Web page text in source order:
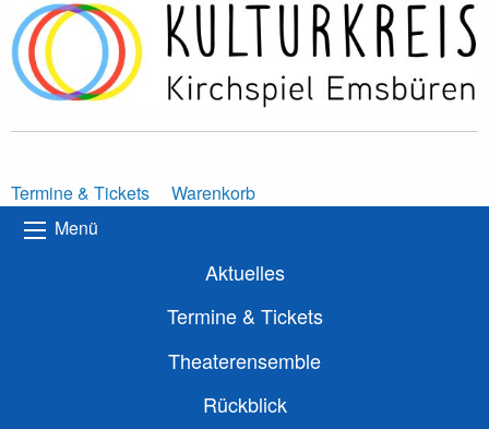
Termine & Tickets
Warenkorb
Menü
Aktuelles
Termine & Tickets
Theaterensemble
Rückblick